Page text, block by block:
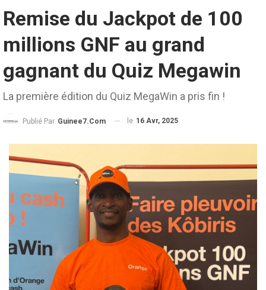
Remise du Jackpot de 100
millions GNF au grand
gagnant du Quiz Megawin
La première édition du Quiz MegaWin a pris fin !
Publié Par Guinee7.com le 16 Avr, 2025